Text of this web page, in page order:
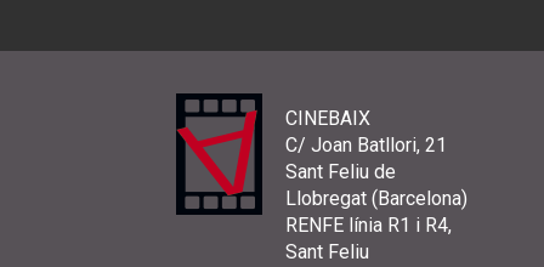
CINEBAIX
C/ Joan Batllori, 21
Sant Feliu de
Llobregat (Barcelona)
RENFE línia R1 i R4,
Sant Feliu